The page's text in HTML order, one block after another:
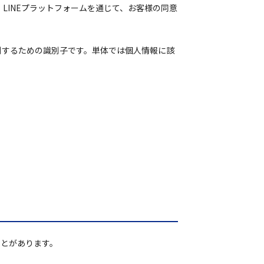
プラットフォームを通じて、お客様の同意
るための識別子です。単体では個人情報に該
があります。